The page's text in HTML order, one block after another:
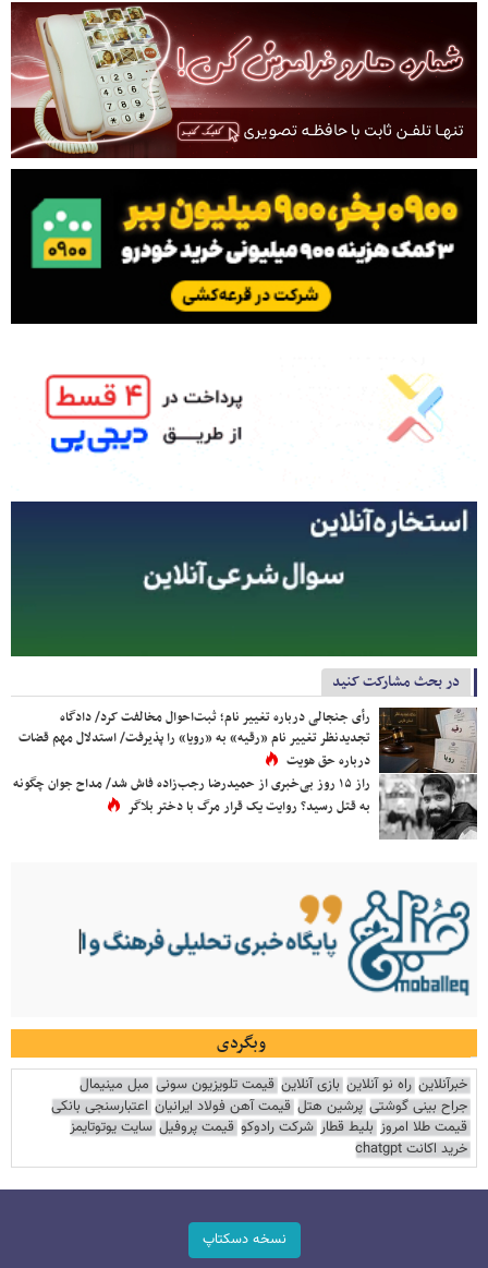
در بحث مشارکت کنید
رأی جنجالی درباره تغییر نام؛ ثبت‌احوال مخالفت کرد/ دادگاه
تجدیدنظر تغییر نام «رقیه» به «رویا» را پذیرفت/ استدلال مهم قضات
درباره حق هویت
راز ۱۵ روز بی‌خبری از حمیدرضا رجب‌زاده فاش شد/ مداح جوان چگونه
به قتل رسید؟ روایت یک قرار مرگ با دختر بلاگر
وبگردی
خبرآنلاین راه نو آنلاین بازی آنلاین قیمت تلویزیون سونی مبل مینیمال
جراح بینی گوشتی پرشین هتل قیمت آهن فولاد ایرانیان اعتبارسنجی بانکی
قیمت طلا امروز بلیط قطار شرکت رادوکو قیمت پروفیل سایت یوتوتایمز
خرید اکانت chatgpt
نسخه دسکتاپ